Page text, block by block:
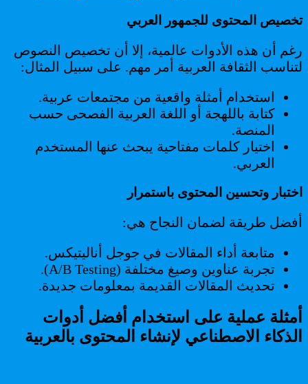
تخصيص المحتوى للجمهور العربي
رغم أن هذه الأدوات عالمية، إلا أن تخصيص النصوص
لتناسب الثقافة العربية أمر مهم. على سبيل المثال:
استخدام أمثلة واقعية من مجتمعات عربية.
كتابة باللهجة أو اللغة العربية الفصحى حسب
المنصة.
اختيار كلمات مفتاحية يبحث عنها المستخدم
العربي.
اختبار وتحسين المحتوى باستمرار
أفضل طريقة لضمان النجاح هي:
متابعة أداء المقالات في جوجل أناليتيكس.
تجربة عناوين وصيغ مختلفة (A/B Testing).
تحديث المقالات القديمة بمعلومات جديدة.
أمثلة عملية على استخدام أفضل أدوات
الذكاء الاصطناعي لإنشاء المحتوى بالعربية